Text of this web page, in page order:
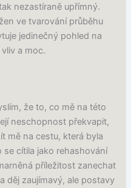
nezastíraně upřímný.
ve tvarování průběhu
jedinečný pohled na
a moc.
že to, co mě na této
neschopnost překvapit,
mě na cestu, která byla
cítila jako rehashování
příležitost zanechat
děj zaujímavý, ale postavy